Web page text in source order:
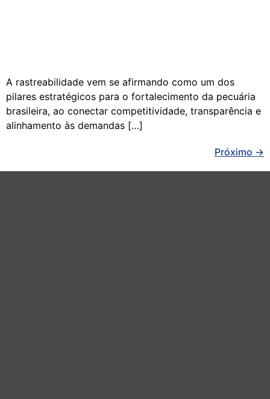
A rastreabilidade vem se afirmando como um dos
pilares estratégicos para o fortalecimento da pecuária
brasileira, ao conectar competitividade, transparência e
alinhamento às demandas […]
Próximo →